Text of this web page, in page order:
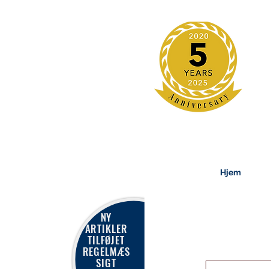
Hjem
NY
ARTIKLER
TILFØJET
REGELMÆS
SIGT